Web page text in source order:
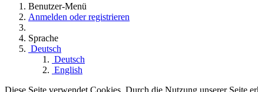
Benutzer-Menü
Anmelden oder registrieren
Sprache
Deutsch
Deutsch
English
Diese Seite verwendet Cookies. Durch die Nutzung unserer Seite